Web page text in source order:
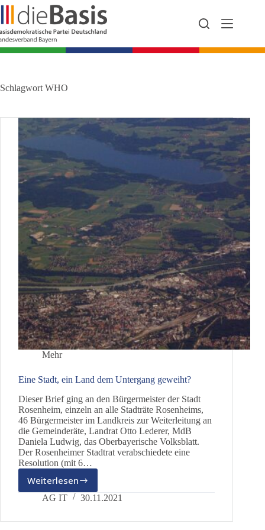
Zum
Inhalt
springen
Schlagwort WHO
Mehr
Eine Stadt, ein Land dem Untergang geweiht?
Dieser Brief ging an den Bürgermeister der Stadt
Rosenheim, einzeln an alle Stadträte Rosenheims,
46 Bürgermeister im Landkreis zur Weiterleitung an
die Gemeinderäte, Landrat Otto Lederer, MdB
Daniela Ludwig, das Oberbayerische Volksblatt.
Der Rosenheimer Stadtrat verabschiedete eine
Resolution (mit 6…
Weiterlesen
Eine
Stadt,
Land
AG IT 30.11.2021